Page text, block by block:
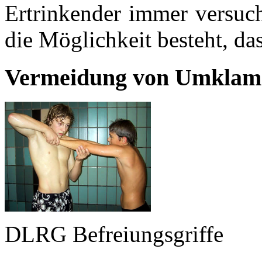
Ertrinkender immer
die Möglichkeit besteht,
Vermeidung von
DLRG Befreiungsgriffe